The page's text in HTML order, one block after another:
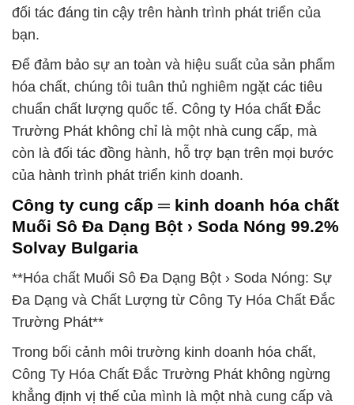
đối tác đáng tin cậy trên hành trình phát triển của
bạn.
Để đảm bảo sự an toàn và hiệu suất của sản phẩm
hóa chất, chúng tôi tuân thủ nghiêm ngặt các tiêu
chuẩn chất lượng quốc tế. Công ty Hóa chất Đắc
Trường Phát không chỉ là một nhà cung cấp, mà
còn là đối tác đồng hành, hỗ trợ bạn trên mọi bước
của hành trình phát triển kinh doanh.
Công ty cung cấp ═ kinh doanh hóa chất
Muối Sô Đa Dạng Bột › Soda Nóng 99.2%
Solvay Bulgaria
**Hóa chất Muối Sô Đa Dạng Bột › Soda Nóng: Sự
Đa Dạng và Chất Lượng từ Công Ty Hóa Chất Đắc
Trường Phát**
Trong bối cảnh môi trường kinh doanh hóa chất,
Công Ty Hóa Chất Đắc Trường Phát không ngừng
khẳng định vị thế của mình là một nhà cung cấp và